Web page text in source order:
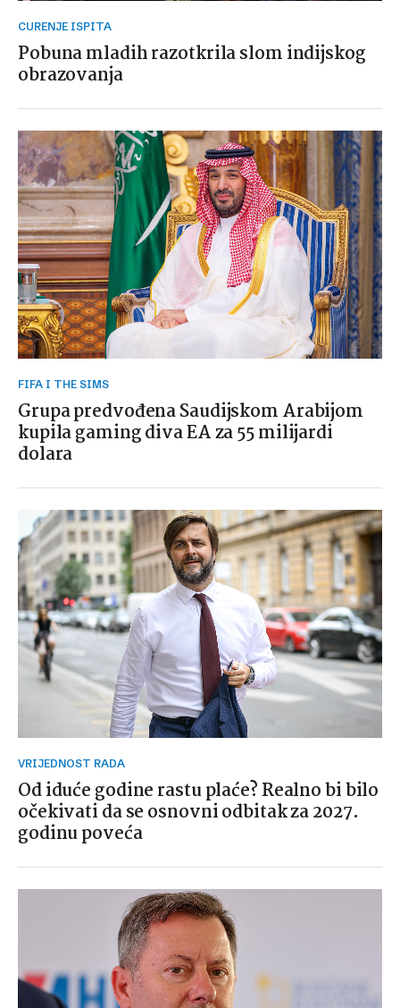
CURENJE ISPITA
Pobuna mladih razotkrila slom indijskog
obrazovanja
FIFA I THE SIMS
Grupa predvođena Saudijskom Arabijom
kupila gaming diva EA za 55 milijardi
dolara
VRIJEDNOST RADA
Od iduće godine rastu plaće? Realno bi bilo
očekivati da se osnovni odbitak za 2027.
godinu poveća